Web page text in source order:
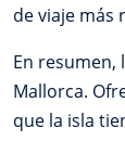
de viaje más
En resumen,
Mallorca.
que la isla